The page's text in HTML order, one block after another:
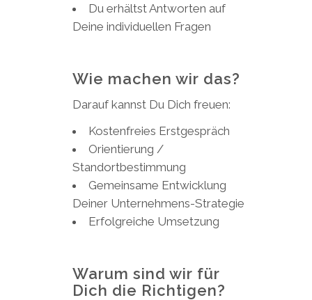
Du erhältst Antworten auf
Deine individuellen Fragen
Wie machen wir das?
Darauf kannst Du Dich freuen:
Kostenfreies Erstgespräch
Orientierung /
Standortbestimmung
Gemeinsame Entwicklung
Deiner Unternehmens-Strategie
Erfolgreiche Umsetzung
Warum sind wir für
Dich die Richtigen?